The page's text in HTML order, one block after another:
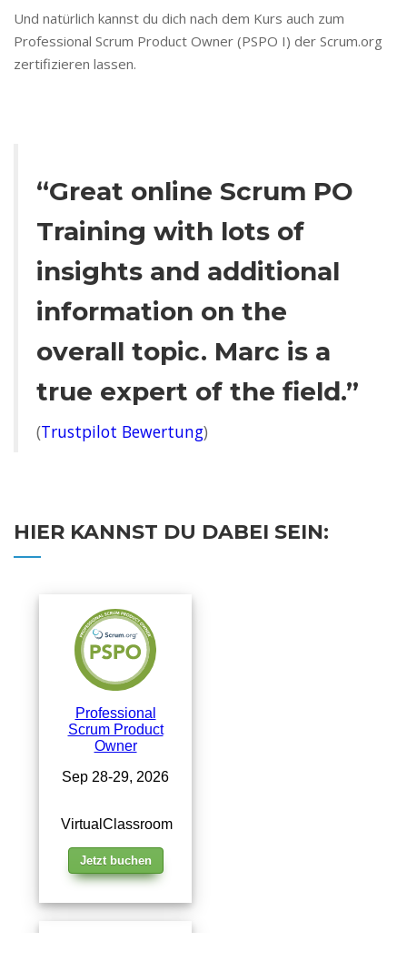
Und natürlich kannst du dich nach dem Kurs auch zum
Professional Scrum Product Owner (PSPO I) der Scrum.org
zertifizieren lassen.
“Great online Scrum PO
Training with lots of
insights and additional
information on the
overall topic. Marc is a
true expert of the field.”
(Trustpilot Bewertung)
HIER KANNST DU DABEI SEIN: